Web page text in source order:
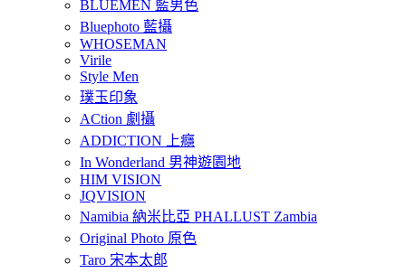
BLUEMEN 藍男色
Bluephoto 藍攝
WHOSEMAN
Virile
Style Men
璞玉印象
ACtion 劇攝
ADDICTION 上癮
In Wonderland 男神遊園地
HIM VISION
JQVISION
Namibia 納米比亞 PHALLUST Zambia
Original Photo 原色
Taro 宋本太郎